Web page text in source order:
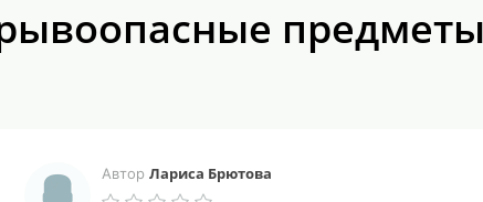
Автор Лариса Брютова